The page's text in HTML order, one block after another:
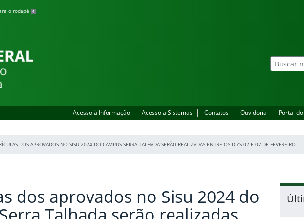
o rodapé 4
Acesso à Informação Acesso a Sistemas Contatos Ouvidoria Portal do
DOS APROVADOS NO SISU 2024 DO CAMPUS SERRA TALHADA SERÃO REALIZADAS ENTRE OS DIAS 02 E 07 DE FEVEREIRO
dos aprovados no Sisu 2024 do